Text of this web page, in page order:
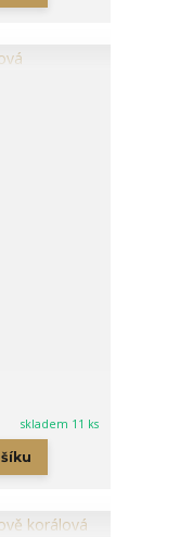
skladem 11 ks